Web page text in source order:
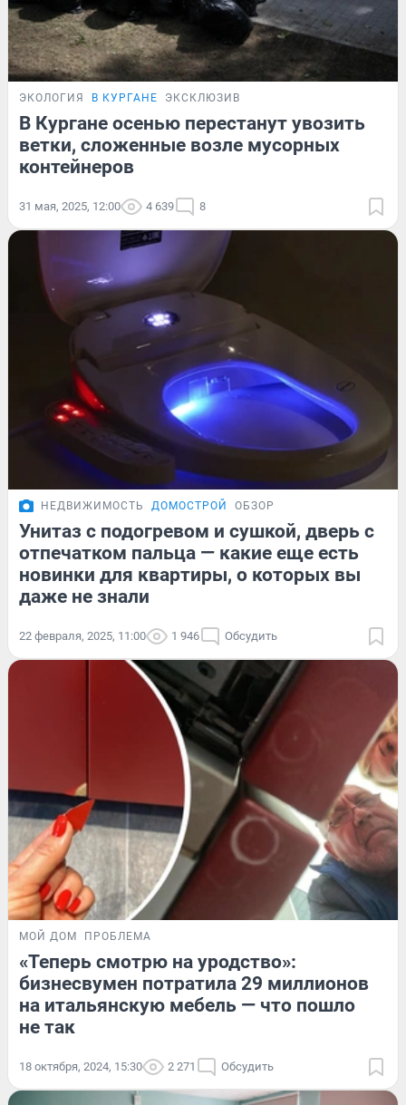
ЭКОЛОГИЯ В КУРГАНЕ ЭКСКЛЮЗИВ
В Кургане осенью перестанут увозить
ветки, сложенные возле мусорных
контейнеров
31 мая, 2025, 12:00 4 639 8
НЕДВИЖИМОСТЬ ДОМОСТРОЙ ОБЗОР
Унитаз с подогревом и сушкой, дверь с
отпечатком пальца — какие еще есть
новинки для квартиры, о которых вы
даже не знали
22 февраля, 2025, 11:00 1 946 Обсудить
МОЙ ДОМ ПРОБЛЕМА
«Теперь смотрю на уродство»:
бизнесвумен потратила 29 миллионов
на итальянскую мебель — что пошло
не так
18 октября, 2024, 15:30 2 271 Обсудить